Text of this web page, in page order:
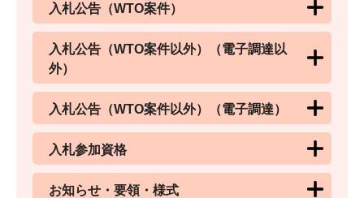
入札公告（WTO案件）
入札公告（WTO案件以外）（電子調達以
外）
入札公告（WTO案件以外）（電子調達）
入札参加資格
お知らせ・要領・様式